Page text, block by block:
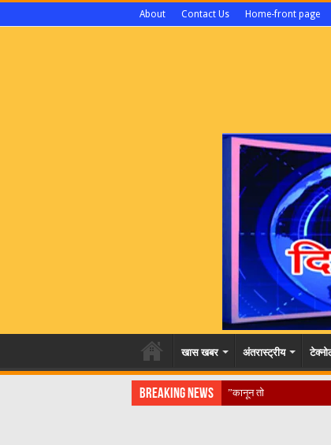
About Contact Us Home-front page
खास खबर अंतरास्ट्रीय
Breaking News ​”कानून तो बदल गया 2016 में,